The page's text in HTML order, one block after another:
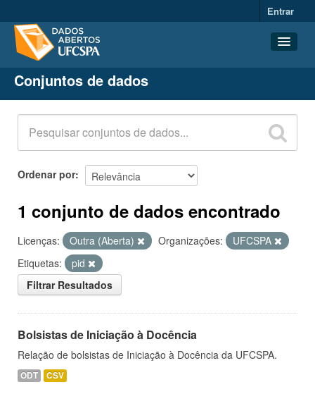
Entrar
Conjuntos de dados
Organizações
Grupos
Sobre
Conjuntos de dados
Ordenar por
1 conjunto de dados encontrado
Licenças: Outra (Aberta) Organizações:
UFCSPA
Etiquetas:
pid
Filtrar Resultados
Bolsistas de Iniciação à Docência
Relação de bolsistas de Iniciação à Docência da UFCSPA.
ODT CSV